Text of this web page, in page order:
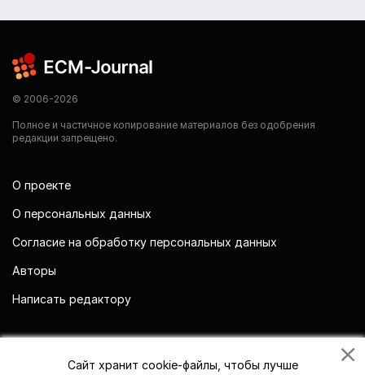
© 2006-2026
Полное и частичное копирование материалов без одобрения
редакции запрещено.
О проекте
О персональных данных
Согласие на обработку персональных данных
Авторы
Написать редактору
Сайт хранит cookie-файлы, чтобы лучше